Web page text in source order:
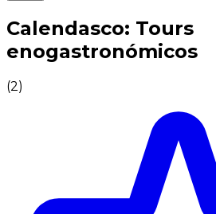
Experiencias culinarias
Calendasco: Tours
enogastronómicos
(2)